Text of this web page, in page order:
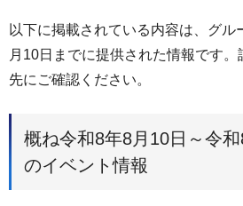
以下に掲載されている内容は、グル
月10日までに提供された情報です
先にご確認ください。
概ね令和8年8月10日～令
のイベント情報